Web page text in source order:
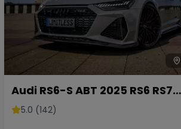
Audi RS6-S ABT 2025 RS6 RS7
mieten 800 PS Berlin
5.0 (142)